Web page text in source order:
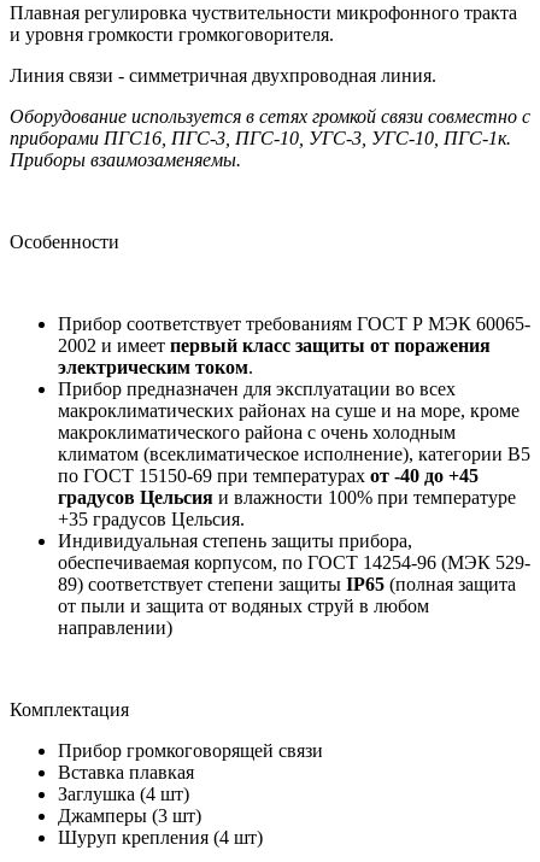
Плавная регулировка чуствительности микрофонного тракта
и уровня громкости громкоговорителя.
Линия связи - симметричная двухпроводная линия.
Оборудование используется в сетях громкой связи совместно с
приборами ПГС16, ПГС-3, ПГС-10, УГС-3, УГС-10, ПГС-1к.
Приборы взаимозаменяемы.
Особенности
Прибор соответствует требованиям ГОСТ Р МЭК 60065-
2002 и имеет первый класс защиты от поражения
электрическим током.
Прибор предназначен для эксплуатации во всех
макроклиматических районах на суше и на море, кроме
макроклиматического района с очень холодным
климатом (всеклиматическое исполнение), категории B5
по ГОСТ 15150-69 при температурах от -40 до +45
градусов Цельсия и влажности 100% при температуре
+35 градусов Цельсия.
Индивидуальная степень защиты прибора,
обеспечиваемая корпусом, по ГОСТ 14254-96 (МЭК 529-
89) соответствует степени защиты IP65 (полная защита
от пыли и защита от водяных струй в любом
направлении)
Комплектация
Прибор громкоговорящей связи
Вставка плавкая
Заглушка (4 шт)
Джамперы (3 шт)
Шуруп крепления (4 шт)